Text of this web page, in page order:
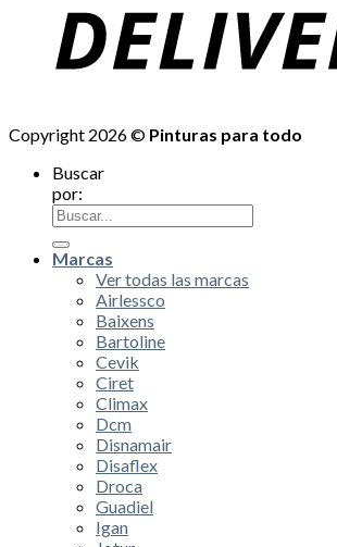
Copyright 2026 © Pinturas para todo
Buscar
por:
Marcas
Ver todas las marcas
Airlessco
Baixens
Bartoline
Cevik
Ciret
Climax
Dcm
Disnamair
Disaflex
Droca
Guadiel
Igan